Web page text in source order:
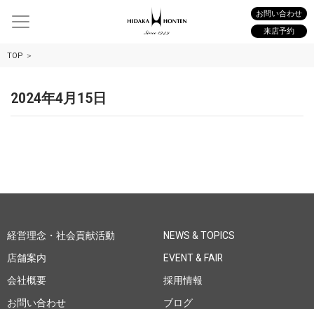
お問い合わせ
来店予約
TOP
2024年4月15日
経営理念・社会貢献活動
店舗案内
会社概要
お問い合わせ
NEWS & TOPICS
EVENT & FAIR
採用情報
ブログ